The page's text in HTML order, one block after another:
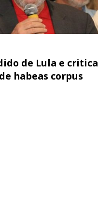
de Lula e critica
habeas corpus